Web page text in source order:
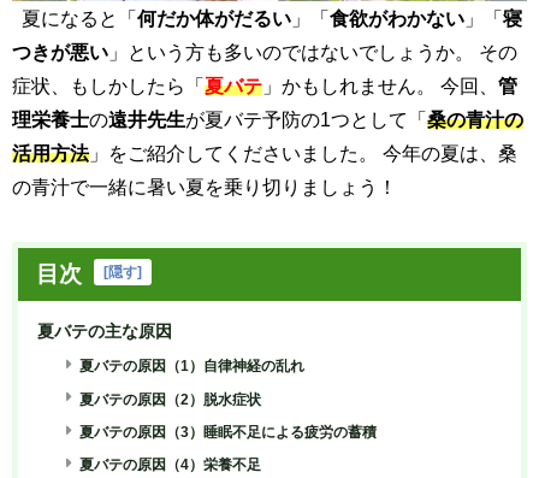
夏になると「 何だか体がだるい 」「 食欲がわかない 」「 寝
つきが悪い 」という方も多いのではないでしょうか。 その
症状、もしかしたら「 夏バテ 」かもしれません。 今回、 管
理栄養士の遠井先生が夏バテ予防の1つとして「 桑の青汁の
活用方法」をご紹介してくださいました。 今年の夏は、桑
の青汁で一緒に暑い夏を乗り切りましょう！
目次 [隠す]
夏バテの主な原因
夏バテの原因（1）自律神経の乱れ
夏バテの原因（2）脱水症状
夏バテの原因（3）睡眠不足による疲労の蓄積
夏バテの原因（4）栄養不足